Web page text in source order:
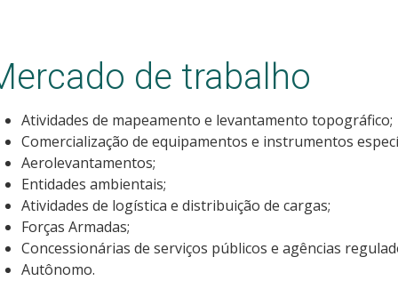
de trabalho
Atividades de mapeamento e levantamento topográfico;
Comercialização de equipamentos e instrumentos
Aerolevantamentos;
Entidades ambientais;
Atividades de logística e distribuição de cargas;
Forças Armadas;
Concessionárias de serviços públicos e agências
Autônomo.